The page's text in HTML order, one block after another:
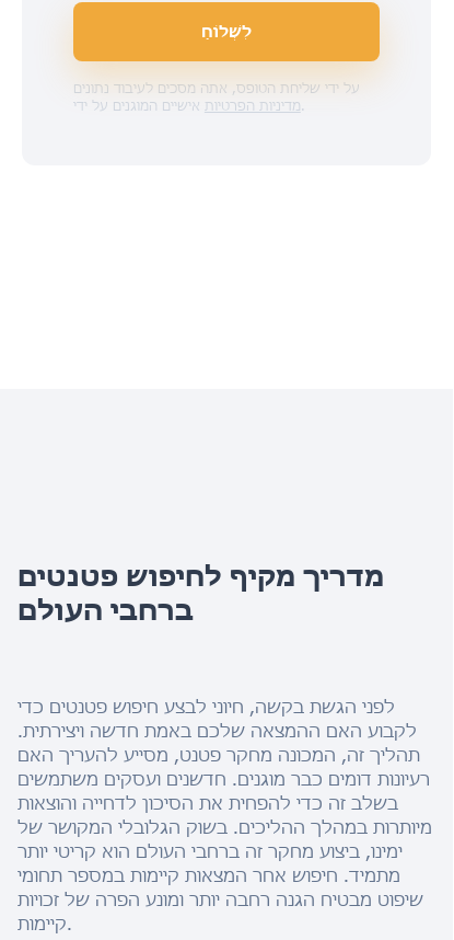
לִשְׁלוֹחַ
על ידי שליחת הטופס, אתה מסכים לעיבוד נתונים
מדיניות הפרטיות.
מדריך מקיף לחיפוש פטנטים
ברחבי העולם
לפני הגשת בקשה, חיוני לבצע חיפוש פטנטים כדי
לקבוע האם ההמצאה שלכם באמת חדשה ויצירתית.
תהליך זה, המכונה מחקר פטנט, מסייע להעריך האם
רעיונות דומים כבר מוגנים. חדשנים ועסקים משתמשים
בשלב זה כדי להפחית את הסיכון לדחייה והוצאות
מיותרות במהלך ההליכים. בשוק הגלובלי המקושר של
ימינו, ביצוע מחקר זה ברחבי העולם הוא קריטי יותר
מתמיד. חיפוש אחר המצאות קיימות במספר תחומי
שיפוט מבטיח הגנה רחבה יותר ומונע הפרה של זכויות
קיימות.